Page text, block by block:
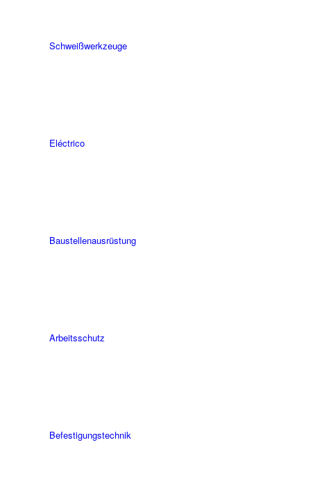
Schweiß­werk­zeuge
Eléctrico
Bau­stellen­aus­rüstung
Arbeits­schutz
Befesti­gungs­technik